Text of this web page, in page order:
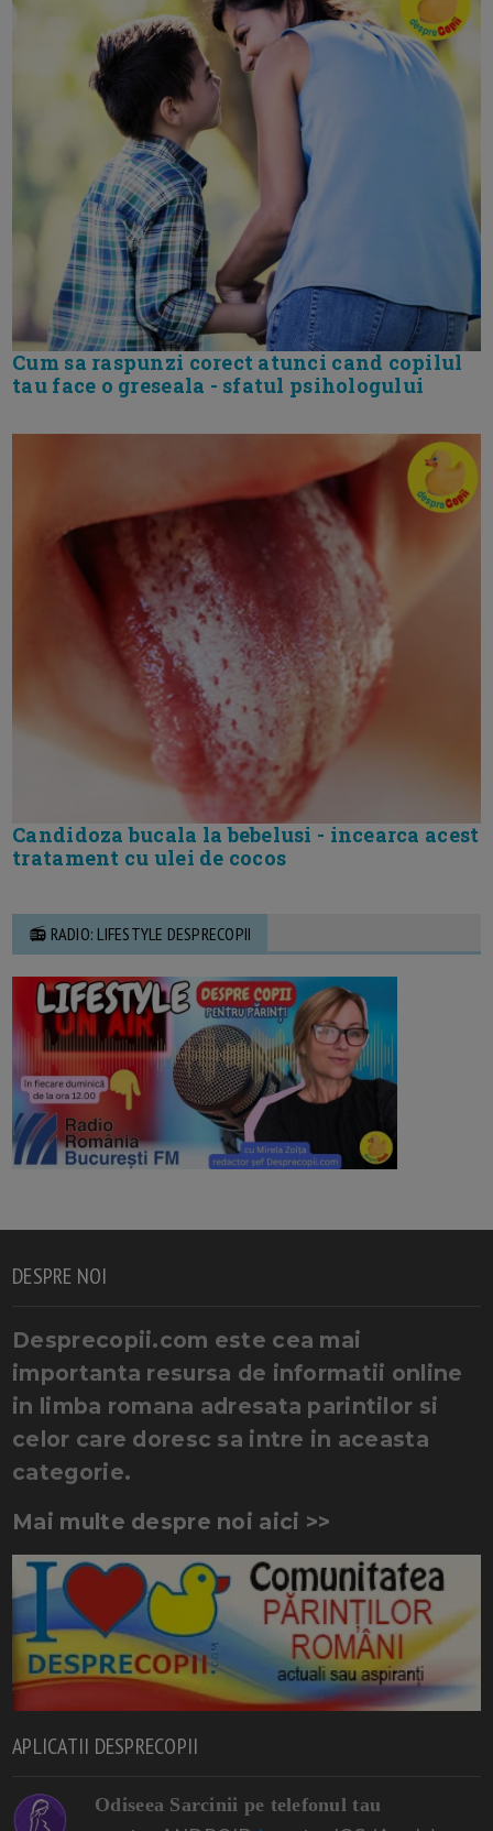
Cum sa raspunzi corect atunci cand copilul
tau face o greseala - sfatul psihologului
Candidoza bucala la bebelusi - incearca acest
tratament cu ulei de cocos
📻 RADIO: LIFESTYLE DESPRECOPII
DESPRE NOI
Desprecopii.com este cea mai
importanta resursa de informatii online
in limba romana adresata parintilor si
celor care doresc sa intre in aceasta
categorie.
Mai multe despre noi aici >>
APLICATII DESPRECOPII
Odiseea Sarcinii pe telefonul tau